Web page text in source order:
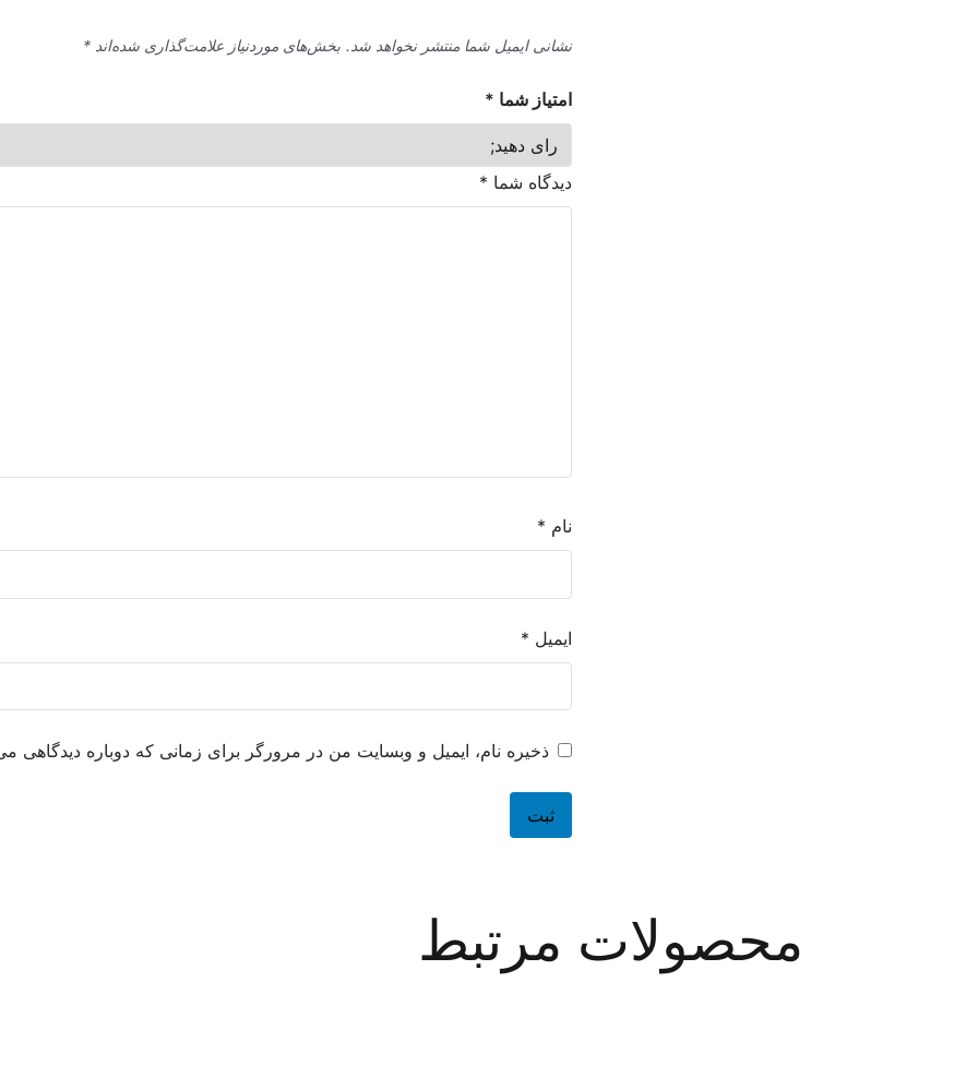
نشانی ایمیل شما منتشر نخواهد شد. بخش‌های موردنیاز علامت‌گذاری شده‌اند *
امتیاز شما *
دیدگاه شما *
نام *
ایمیل *
ذخیره نام، ایمیل و وبسایت من در مرورگر برای زمانی که دوباره دیدگاهی
محصولات مرتبط